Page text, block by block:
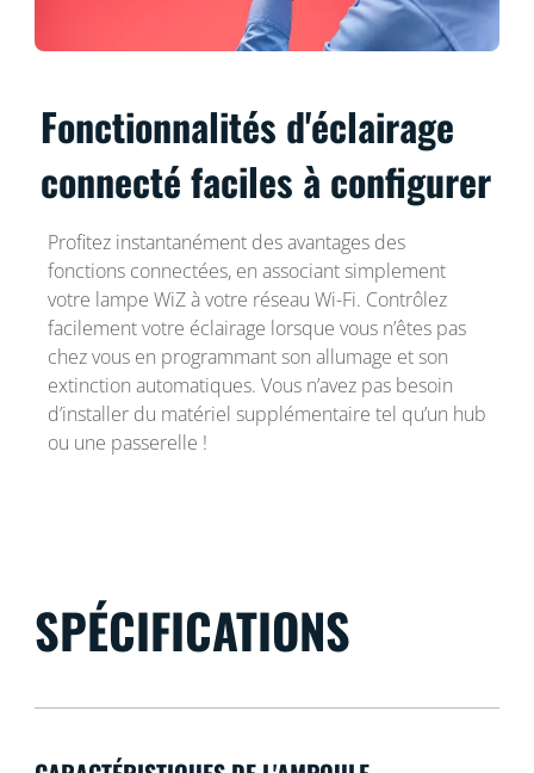
Fonctionnalités d'éclairage
connecté faciles à configurer
Profitez instantanément des avantages des
fonctions connectées, en associant simplement
votre lampe WiZ à votre réseau Wi-Fi. Contrôlez
facilement votre éclairage lorsque vous n’êtes pas
chez vous en programmant son allumage et son
extinction automatiques. Vous n’avez pas besoin
d’installer du matériel supplémentaire tel qu’un hub
ou une passerelle !
SPÉCIFICATIONS